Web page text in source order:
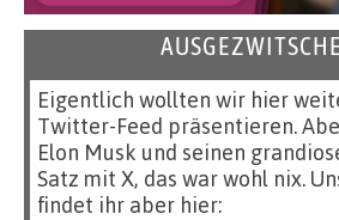
Eigentlich wollten wir hier
Twitter-Feed präsentieren.
Elon Musk und seinen
Satz mit X, das war wohl nix.
findet ihr aber hier: